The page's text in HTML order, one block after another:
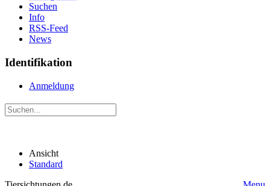
Suchen
Info
RSS-Feed
News
Identifikation
Anmeldung
Ansicht
Standard